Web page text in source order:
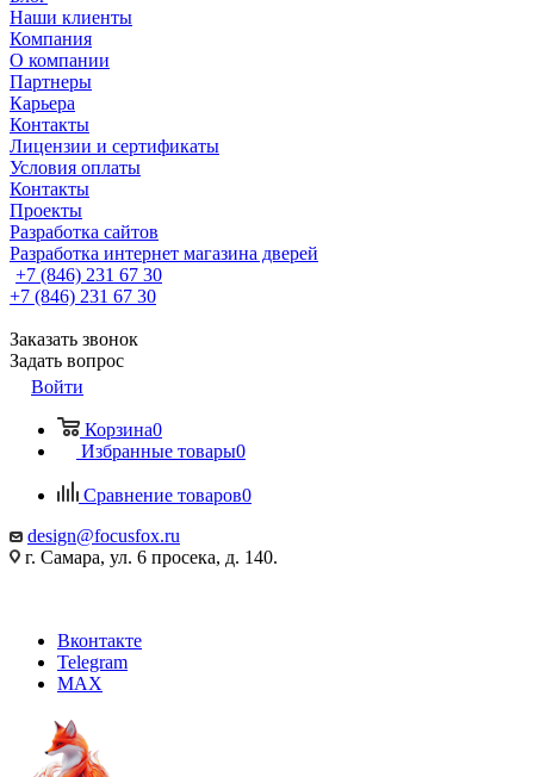
Наши клиенты
Компания
О компании
Партнеры
Карьера
Контакты
Лицензии и сертификаты
Условия оплаты
Контакты
Проекты
Разработка сайтов
Разработка интернет магазина дверей
+7 (846) 231 67 30
+7 (846) 231 67 30
Заказать звонок
Задать вопрос
Войти
Корзина0
Избранные товары0
Сравнение товаров0
design@focusfox.ru
г. Самара, ул. 6 просека, д. 140.
Вконтакте
Telegram
MAX